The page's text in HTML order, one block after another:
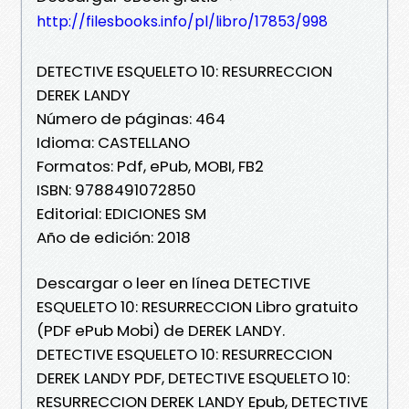
http://filesbooks.info/pl/libro/17853/998
DETECTIVE ESQUELETO 10: RESURRECCION
DEREK LANDY
Número de páginas: 464
Idioma: CASTELLANO
Formatos: Pdf, ePub, MOBI, FB2
ISBN: 9788491072850
Editorial: EDICIONES SM
Año de edición: 2018
Descargar o leer en línea DETECTIVE
ESQUELETO 10: RESURRECCION Libro gratuito
(PDF ePub Mobi) de DEREK LANDY.
DETECTIVE ESQUELETO 10: RESURRECCION
DEREK LANDY PDF, DETECTIVE ESQUELETO 10:
RESURRECCION DEREK LANDY Epub, DETECTIVE